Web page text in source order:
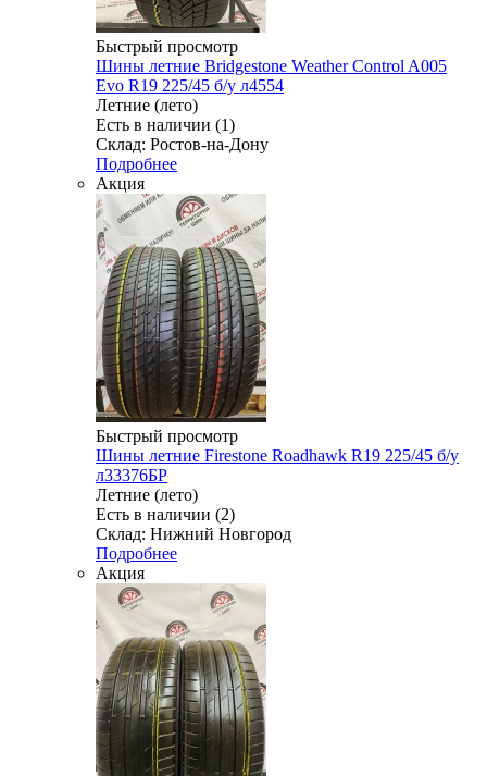
Быстрый просмотр
Шины летние Bridgestone Weather Control A005
Evo R19 225/45 б/у л4554
Летние (лето)
Есть в наличии (1)
Склад: Ростов-на-Дону
Подробнее
Акция
Быстрый просмотр
Шины летние Firestone Roadhawk R19 225/45 б/у
л33376БР
Летние (лето)
Есть в наличии (2)
Склад: Нижний Новгород
Подробнее
Акция